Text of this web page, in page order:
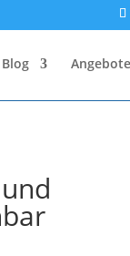
Blog Angebote